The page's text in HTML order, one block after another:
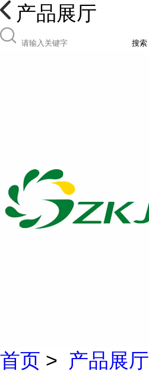
产品展厅
搜索
首页 > 产品展厅